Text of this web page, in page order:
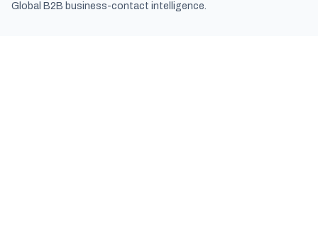
Global B2B business-contact intelligence.